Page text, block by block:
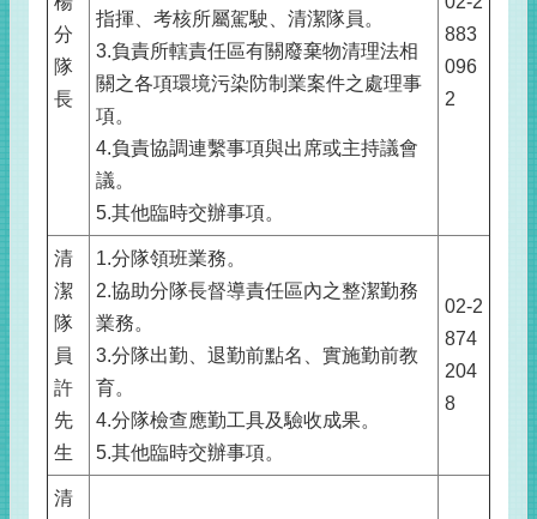
分
隊
長
指揮、考核所屬駕駛、清潔隊員。
3.負責所轄責任區有關廢棄物清理法相
關之各項環境污染防制業案件之處理事
項。
4.負責協調連繫事項與出席或主持議會
議。
5.其他臨時交辦事項。
883
096
2
清
潔
隊
員
許
先
生
1.分隊領班業務。
2.協助分隊長督導責任區內之整潔勤務
業務。
3.分隊出勤、退勤前點名、實施勤前教
育。
4.分隊檢查應勤工具及驗收成果。
5.其他臨時交辦事項。
02-2
874
204
8
清